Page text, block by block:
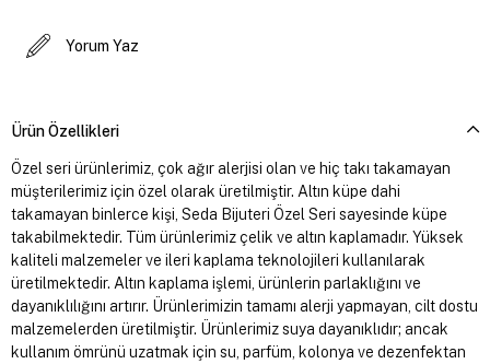
Yorum Yaz
Ürün Özellikleri
Özel seri ürünlerimiz, çok ağır alerjisi olan ve hiç takı takamayan
müşterilerimiz için özel olarak üretilmiştir. Altın küpe dahi
takamayan binlerce kişi, Seda Bijuteri Özel Seri sayesinde küpe
takabilmektedir. Tüm ürünlerimiz çelik ve altın kaplamadır. Yüksek
kaliteli malzemeler ve ileri kaplama teknolojileri kullanılarak
üretilmektedir. Altın kaplama işlemi, ürünlerin parlaklığını ve
dayanıklılığını artırır. Ürünlerimizin tamamı alerji yapmayan, cilt dostu
malzemelerden üretilmiştir. Ürünlerimiz suya dayanıklıdır; ancak
kullanım ömrünü uzatmak için su, parfüm, kolonya ve dezenfektan